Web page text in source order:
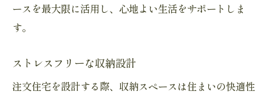
ースを最大限に活用し、心地よい生活をサポートしま
す。
ストレスフリーな収納設計
注文住宅を設計する際、収納スペースは住まいの快適性